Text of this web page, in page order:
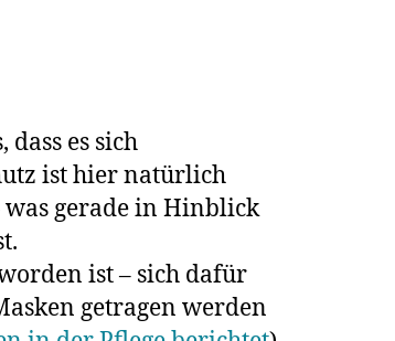
es sich
ist hier natürlich
was gerade in Hinblick
ist – sich dafür
getragen werden